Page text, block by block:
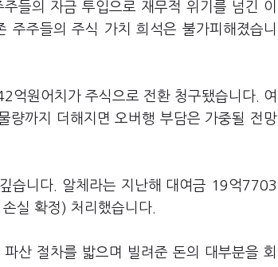
들의 자금 투입으로 재무적 위기를 넘긴 이
주들의 주식 가치 희석은 불가피해졌습니
억원어치가 주식으로 전환 청구됐습니다. 여
량까지 더해지면 오버행 부담은 가중될 전망
습니다. 알체라는 지난해 대여금 19억7703
실 확정) 처리했습니다.
산 절차를 밟으며 빌려준 돈의 대부분을 회